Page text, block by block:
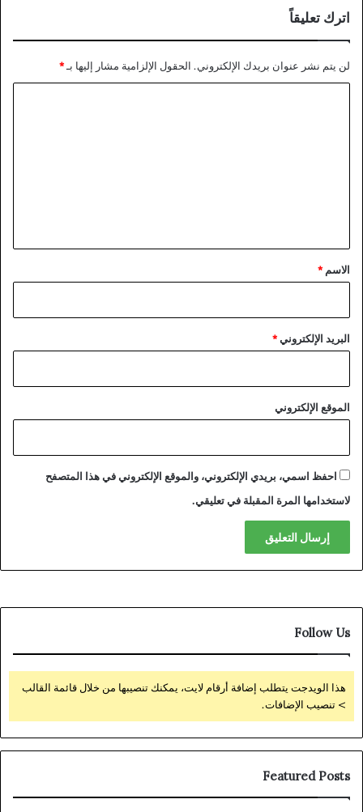
اترك تعليقاً
لن يتم نشر عنوان بريدك الإلكتروني. الحقول الإلزامية مشار إليها بـ*
*
الاسم *
البريد الإلكتروني*
الموقع الإلكتروني
احفظ اسمي، بريدي الإلكتروني، والموقع الإلكتروني في هذا المتصفح
لاستخدامها المرة المقبلة في تعليقي.
Follow Us
هذا الويدجت يتطلب إضافة أرقام لايت، يمكنك تنصيبها من خلال قائمة القالب
> تنصيب الإضافات.
Featured Posts